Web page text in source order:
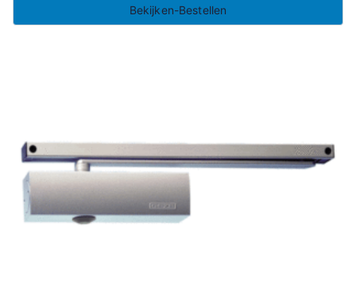
Bekijken-Bestellen